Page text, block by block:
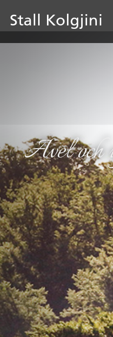
Stall Kolgjini
Avel och